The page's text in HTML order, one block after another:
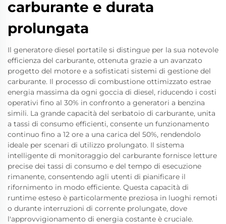
carburante e durata
prolungata
Il generatore diesel portatile si distingue per la sua notevole
efficienza del carburante, ottenuta grazie a un avanzato
progetto del motore e a sofisticati sistemi di gestione del
carburante. Il processo di combustione ottimizzato estrae
energia massima da ogni goccia di diesel, riducendo i costi
operativi fino al 30% in confronto a generatori a benzina
simili. La grande capacità del serbatoio di carburante, unita
a tassi di consumo efficienti, consente un funzionamento
continuo fino a 12 ore a una carica del 50%, rendendolo
ideale per scenari di utilizzo prolungato. Il sistema
intelligente di monitoraggio del carburante fornisce letture
precise dei tassi di consumo e del tempo di esecuzione
rimanente, consentendo agli utenti di pianificare il
rifornimento in modo efficiente. Questa capacità di
runtime esteso è particolarmente preziosa in luoghi remoti
o durante interruzioni di corrente prolungate, dove
l'approvvigionamento di energia costante è cruciale.